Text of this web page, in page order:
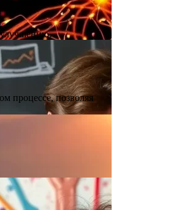
улучшению…
процессе, позволяя